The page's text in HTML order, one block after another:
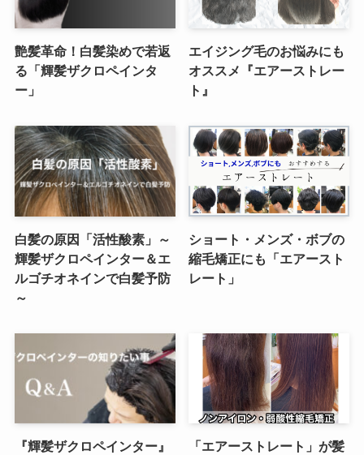
艶髪革命！白髪染めで若返
る「輝髪ザクロペインタ
ー」
エイジング毛のお悩みにも
オススメ『エアーストレー
ト』
白髪の原因「活性酸素」～
輝髪ザクロペインター＆エ
ルゴチオネインで白髪予防
～
ショート・メンズ・ボブの
縮毛矯正にも「エアースト
レート」
『輝髪ザクロペインター』
「エアーストレート」が髪